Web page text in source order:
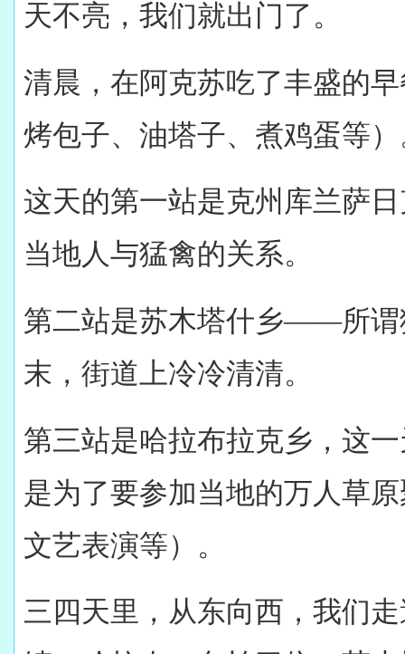
天不亮，我们就出门了。
清晨，在阿克苏吃了丰盛的
烤包子、油塔子、煮鸡蛋等
这天的第一站是克州库兰萨
当地人与猛禽的关系。
第二站是苏木塔什乡——所谓
末，街道上冷冷清清。
第三站是哈拉布拉克乡，这
是为了要参加当地的万人草
文艺表演等）。
三四天里，从东向西，我们